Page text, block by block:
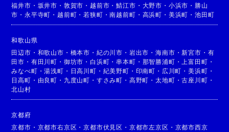
福井市 ・ 坂井市 ・ 敦賀市 ・ 越前市 ・鯖江市 ・ 大野市 ・ 小浜市 ・ 勝山
市 ・永平寺町 ・ 越前町 ・若狭町 ・南越前町 ・ 高浜町 ・ 美浜町 ・ 池田町
和歌山県
田辺市 ・ 和歌山市 ・ 橋本市 ・ 紀の川市 ・ 岩出市 ・海南市 ・新宮市 ・ 有
田市 ・ 有田川町 ・ 御坊市 ・ 白浜町 ・ 串本町 ・ 那智勝浦町 ・ 上富田町 ・
みなべ町 ・湯浅町 ・ 日高川町 ・ 紀美野町 ・ 印南町 ・ 広川町 ・美浜町 ・
日高町 ・ 由良町 ・ 九度山町 ・ すさみ町 ・ 高野町 ・太地町 ・古座川町 ・
北山村
京都府
京都市 ・ 京都市右京区 ・京都市伏見区 ・ 京都市左京区 ・ 京都市西京